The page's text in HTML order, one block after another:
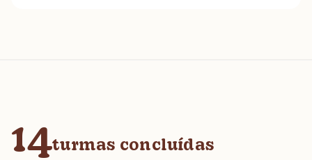
14turmas concluídas